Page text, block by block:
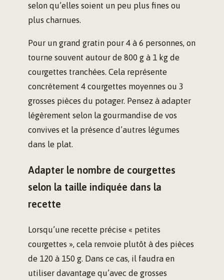
selon qu’elles soient un peu plus fines ou
plus charnues.
Pour un grand gratin pour 4 à 6 personnes, on
tourne souvent autour de 800 g à 1 kg de
courgettes tranchées. Cela représente
concrètement 4 courgettes moyennes ou 3
grosses pièces du potager. Pensez à adapter
légèrement selon la gourmandise de vos
convives et la présence d’autres légumes
dans le plat.
Adapter le nombre de courgettes
selon la taille indiquée dans la
recette
Lorsqu’une recette précise « petites
courgettes », cela renvoie plutôt à des pièces
de 120 à 150 g. Dans ce cas, il faudra en
utiliser davantage qu’avec de grosses